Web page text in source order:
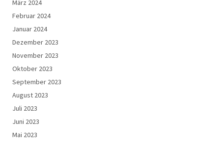
März 2024
Februar 2024
Januar 2024
Dezember 2023
November 2023
Oktober 2023
September 2023
August 2023
Juli 2023
Juni 2023
Mai 2023